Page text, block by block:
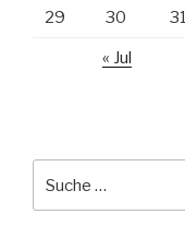
29 30
« Jul
nach: